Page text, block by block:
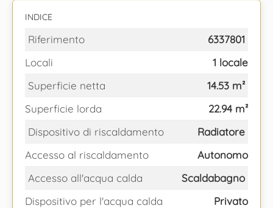
INDICE
Riferimento
6337801
Locali
1 locale
Superficie netta
14.53 m²
Superficie lorda
22.94 m²
Dispositivo di riscaldamento
Radiatore
Accesso al riscaldamento
Autonomo
Accesso all'acqua calda
Scaldabagno
Dispositivo per l'acqua calda
Privato